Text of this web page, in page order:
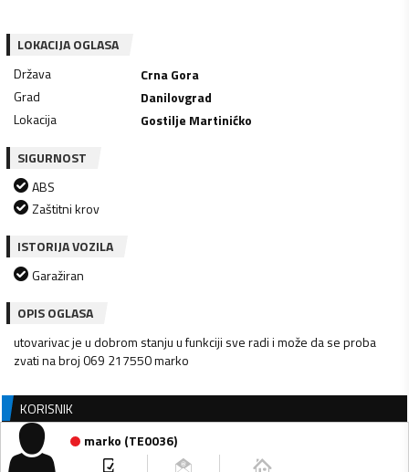
LOKACIJA OGLASA
Država
Crna Gora
Grad
Danilovgrad
Lokacija
Gostilje Martinićko
SIGURNOST
ABS
Zaštitni krov
ISTORIJA VOZILA
Garažiran
OPIS OGLASA
utovarivac je u dobrom stanju u funkciji sve radi i može da se proba
zvati na broj 069 217550 marko
KORISNIK
marko (TE0036)